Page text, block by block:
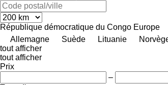
République démocratique du Congo Europe
Allemagne
Suède Lituanie
tout afficher
tout afficher
Prix
–